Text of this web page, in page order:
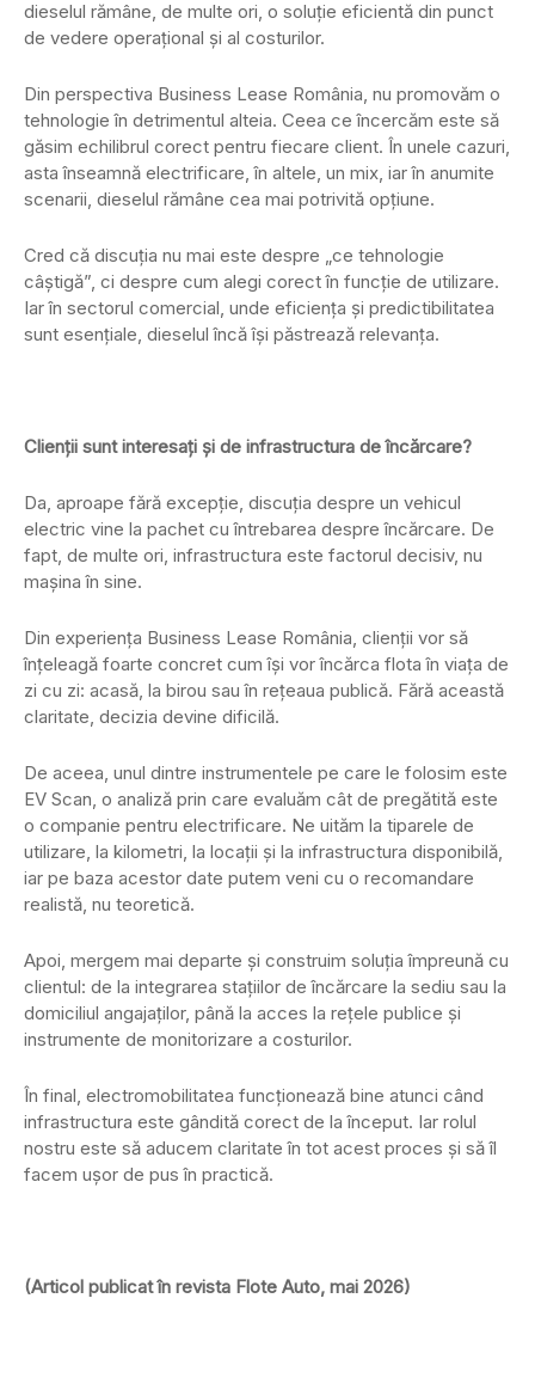
dieselul rămâne, de multe ori, o soluție eficientă din punct
de vedere operațional și al costurilor.
Din perspectiva Business Lease România, nu promovăm o
tehnologie în detrimentul alteia. Ceea ce încercăm este să
găsim echilibrul corect pentru fiecare client. În unele cazuri,
asta înseamnă electrificare, în altele, un mix, iar în anumite
scenarii, dieselul rămâne cea mai potrivită opțiune.
Cred că discuția nu mai este despre „ce tehnologie
câștigă”, ci despre cum alegi corect în funcție de utilizare.
Iar în sectorul comercial, unde eficiența și predictibilitatea
sunt esențiale, dieselul încă își păstrează relevanța.
Clienții sunt interesați și de infrastructura de încărcare?
Da, aproape fără excepție, discuția despre un vehicul
electric vine la pachet cu întrebarea despre încărcare. De
fapt, de multe ori, infrastructura este factorul decisiv, nu
mașina în sine.
Din experiența Business Lease România, clienții vor să
înțeleagă foarte concret cum își vor încărca flota în viața de
zi cu zi: acasă, la birou sau în rețeaua publică. Fără această
claritate, decizia devine dificilă.
De aceea, unul dintre instrumentele pe care le folosim este
EV Scan, o analiză prin care evaluăm cât de pregătită este
o companie pentru electrificare. Ne uităm la tiparele de
utilizare, la kilometri, la locații și la infrastructura disponibilă,
iar pe baza acestor date putem veni cu o recomandare
realistă, nu teoretică.
Apoi, mergem mai departe și construim soluția împreună cu
clientul: de la integrarea stațiilor de încărcare la sediu sau la
domiciliul angajaților, până la acces la rețele publice și
instrumente de monitorizare a costurilor.
În final, electromobilitatea funcționează bine atunci când
infrastructura este gândită corect de la început. Iar rolul
nostru este să aducem claritate în tot acest proces și să îl
facem ușor de pus în practică.
(Articol publicat în revista Flote Auto, mai 2026)